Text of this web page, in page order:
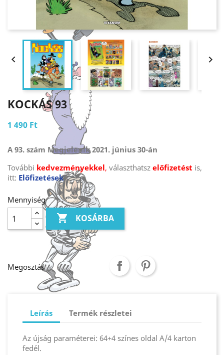
 
KOCKÁS 93
1 490 Ft
A 93. szám Megjelenik 2021. június 30-án
További kedvezményekkel, választhatsz előfizetést is,
itt: Előfizetések
Mennyiség
 KOSÁRBA
Megosztás
Leírás Termék részletei
Az újság paraméterei: 64+4 színes oldal A/4 karton
fedél.